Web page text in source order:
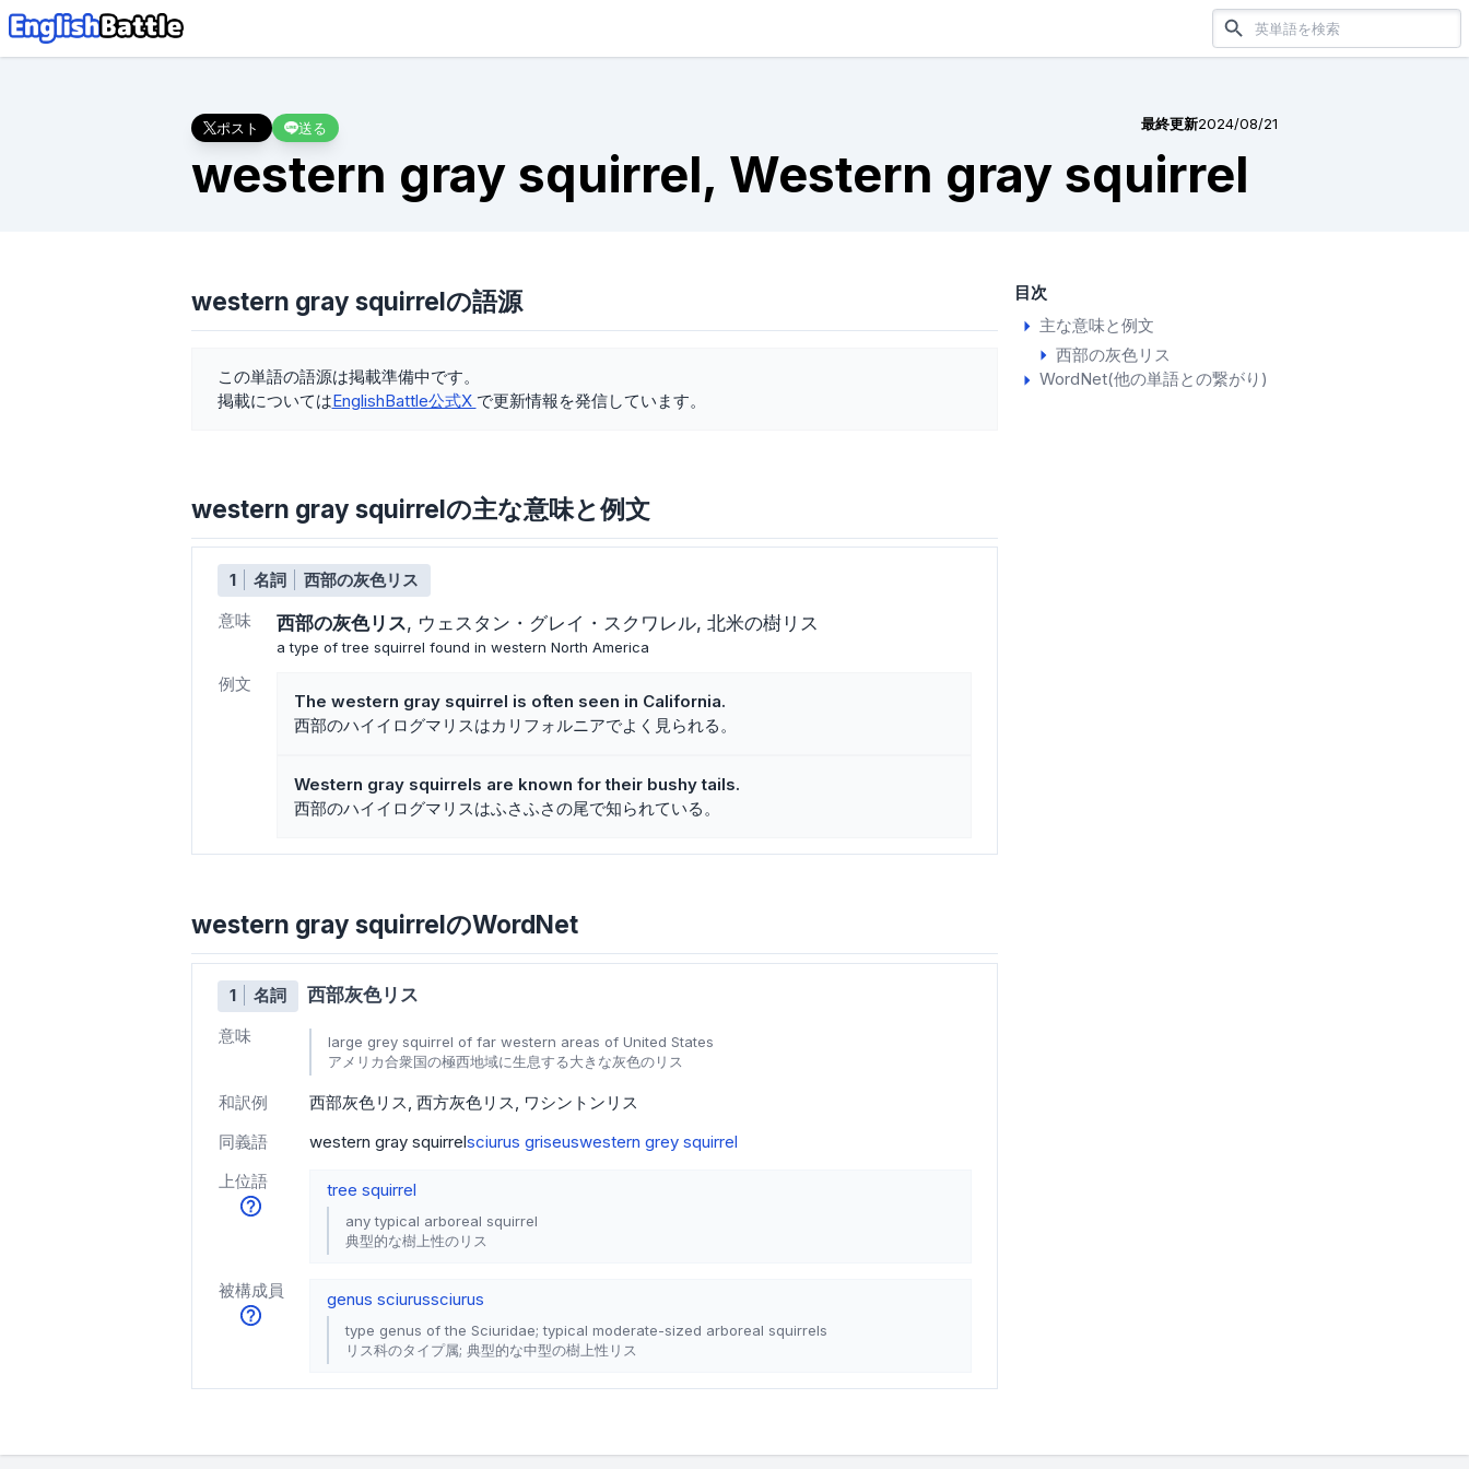
ポスト 送る 最終更新2024/08/21
western gray squirrel, Western gray squirrel
目次
主な意味と例文
西部の灰色リス
WordNet(他の単語との繋がり)
western gray squirrelの語源
この単語の語源は掲載準備中です。
掲載についてはEnglishBattle公式X で更新情報を発信しています。
western gray squirrelの主な意味と例文
1 名詞
西部の灰色リス
意味
西部の灰色リス ウェスタン・グレイ・スクワレル 北米の樹リス
a type of tree squirrel found in western North America
例文
The western gray squirrel is often seen in California.
西部のハイイログマリスはカリフォルニアでよく見られる。
Western gray squirrels are known for their bushy tails.
西部のハイイログマリスはふさふさの尾で知られている。
western gray squirrelのWordNet
1 名詞 西部灰色リス
意味
large grey squirrel of far western areas of United States
アメリカ合衆国の極西地域に生息する大きな灰色のリス
和訳例 西部灰色リス 西方灰色リス
ワシントンリス
同義語
western gray squirrelsciurus griseuswestern grey squirrel
上位語
tree squirrel
any typical arboreal squirrel
典型的な樹上性のリス
被構成員 genus sciurussciurus
type genus of the Sciuridae; typical moderate-sized arboreal squirrels
リス科のタイプ属; 典型的な中型の樹上性リス